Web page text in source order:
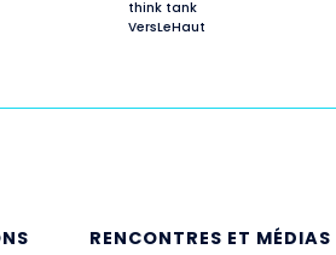
think tank
VersLeHaut
RENCONTRES ET MÉDIAS